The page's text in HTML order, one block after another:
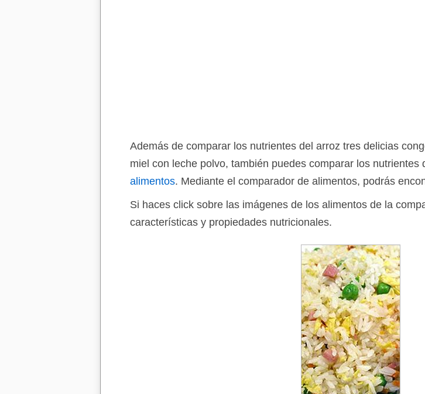
Además de comparar los nutrientes del arroz tres delicias
miel con leche polvo, también puedes comparar los nutrientes
alimentos. Mediante el comparador de alimentos, podrás
Si haces click sobre las imágenes de los alimentos de la
características y propiedades nutricionales.